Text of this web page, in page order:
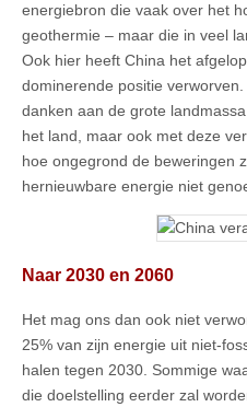
energiebron die vaak over het
geothermie – maar die in veel
Ook hier heeft China het
dominerende positie
danken aan de grote
het land, maar ook met deze
hoe ongegrond de beweringen
hernieuwbare energie niet
Naar 2030 en 2060
Het mag ons dan ook niet
25% van zijn energie uit niet-
halen tegen 2030. Sommige
die doelstelling eerder zal